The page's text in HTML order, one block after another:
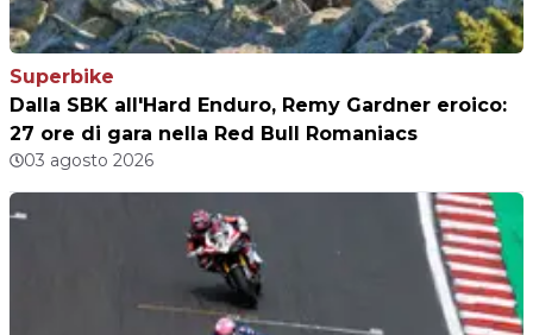
Superbike
Dalla SBK all'Hard Enduro, Remy Gardner eroico:
27 ore di gara nella Red Bull Romaniacs
03 agosto 2026